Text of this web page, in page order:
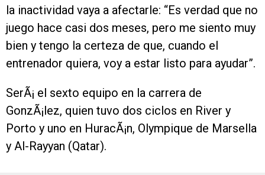
la inactividad vaya a afectarle: “Es verdad que no
juego hace casi dos meses, pero me siento muy
bien y tengo la certeza de que, cuando el
entrenador quiera, voy a estar listo para ayudar”.
SerÃ¡ el sexto equipo en la carrera de
GonzÃ¡lez, quien tuvo dos ciclos en River y
Porto y uno en HuracÃ¡n, Olympique de Marsella
y Al-Rayyan (Qatar).